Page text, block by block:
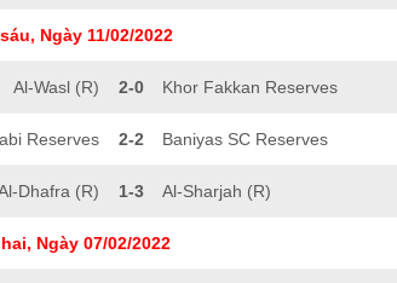
Ngày 11/02/2022
Al-Wasl (R) 2-0 Khor Fakkan Reserves
Reserves 2-2 Baniyas SC Reserves
Dhafra (R) 1-3 Al-Sharjah (R)
Ngày 07/02/2022